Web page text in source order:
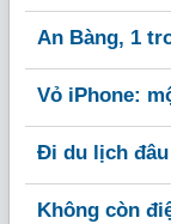
An Bàng, 1
Vỏ iPhone:
Đi du lịch
Không còn